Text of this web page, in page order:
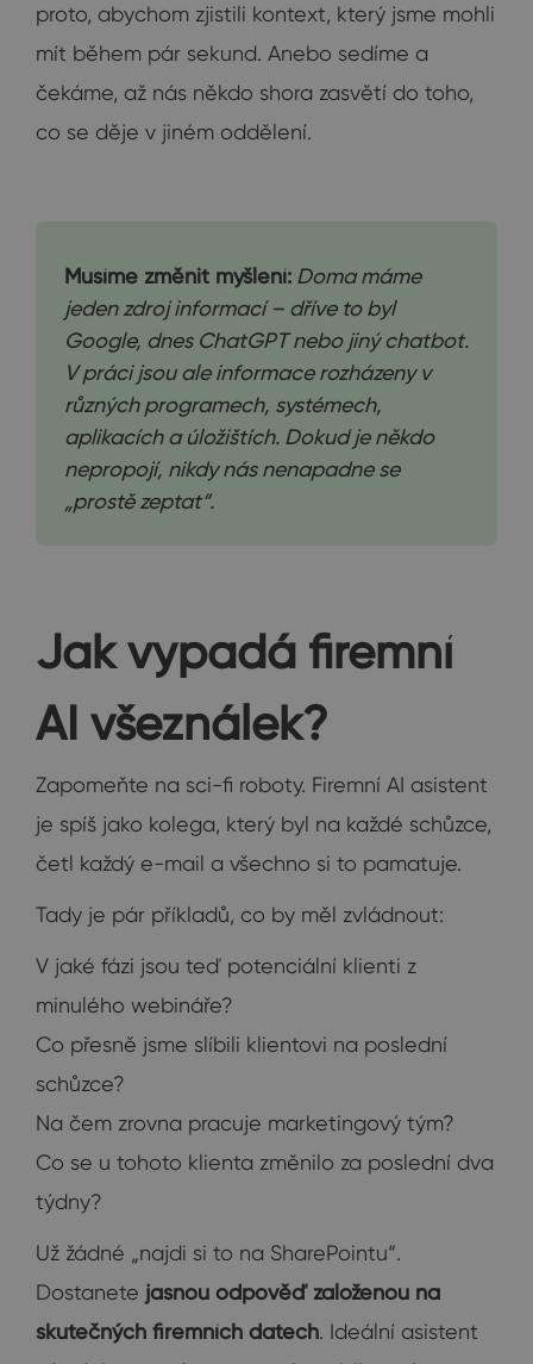
proto, abychom zjistili kontext, který jsme mohli
mít během pár sekund. Anebo sedíme a
čekáme, až nás někdo shora zasvětí do toho,
co se děje v jiném oddělení.
Musíme změnit myšlení: Doma máme
jeden zdroj informací – dříve to byl
Google, dnes ChatGPT nebo jiný chatbot.
V práci jsou ale informace rozházeny v
různých programech, systémech,
aplikacích a úložištích. Dokud je někdo
nepropojí, nikdy nás nenapadne se
„prostě zeptat“.
Jak vypadá firemní
AI všeználek?
Zapomeňte na sci-fi roboty. Firemní AI asistent
je spíš jako kolega, který byl na každé schůzce,
četl každý e-mail a všechno si to pamatuje.
Tady je pár příkladů, co by měl zvládnout:
V jaké fázi jsou teď potenciální klienti z
minulého webináře?
Co přesně jsme slíbili klientovi na poslední
schůzce?
Na čem zrovna pracuje marketingový tým?
Co se u tohoto klienta změnilo za poslední dva
týdny?
Už žádné „najdi si to na SharePointu“.
Dostanete jasnou odpověď založenou na
skutečných firemních datech. Ideální asistent